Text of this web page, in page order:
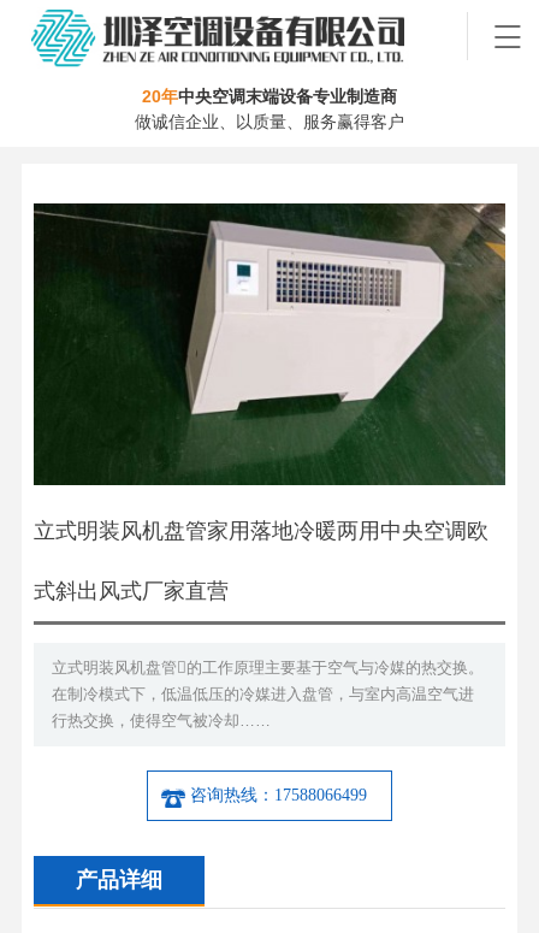
20年中央空调末端设备专业制造商
做诚信企业、以质量、服务赢得客户
立式明装风机盘管家用落地冷暖两用中央空调欧
式斜出风式厂家直营
立式明装风机盘管的工作原理主要基于空气与冷媒的热交换。
在制冷模式下，低温低压的冷媒进入盘管，与室内高温空气进
行热交换，使得空气被冷却……
咨询热线：17588066499
产品详细